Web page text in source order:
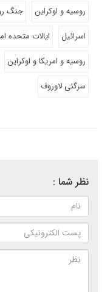
روسیه و اوکراین
جنگ
اسرائیل
ایالات متحده
روسیه و امریکا و اوکراین
سرگئی لاوروف
نظر شما :